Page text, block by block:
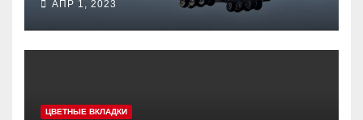
(«ЮНЬ-20») «Куньпин»
АПР 1, 2023
ЦВЕТНЫЕ ВКЛАДКИ